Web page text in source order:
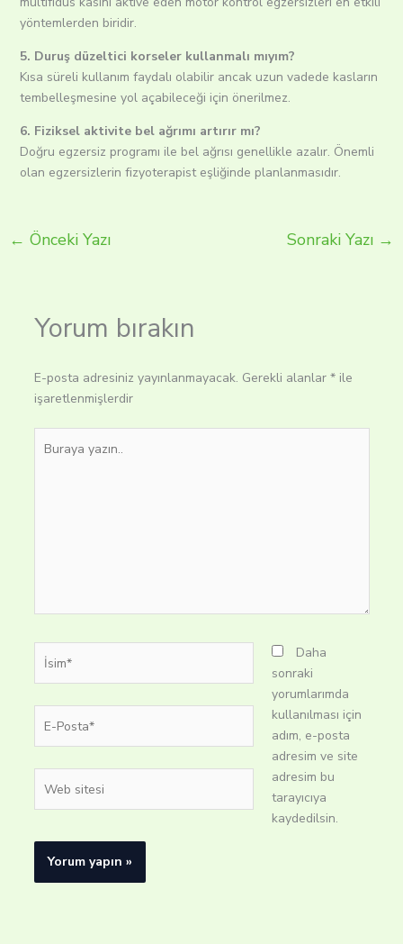
yöntemlerden biridir.
5. Duruş düzeltici korseler kullanmalı mıyım?
Kısa süreli kullanım faydalı olabilir ancak uzun vadede kasların
tembelleşmesine yol açabileceği için önerilmez.
6. Fiziksel aktivite bel ağrımı artırır mı?
Doğru egzersiz programı ile bel ağrısı genellikle azalır. Önemli
olan egzersizlerin fizyoterapist eşliğinde planlanmasıdır.
← Önceki Yazı Sonraki Yazı →
Yorum bırakın
E-posta adresiniz yayınlanmayacak. Gerekli alanlar *ile
işaretlenmişlerdir
yazın..
İsim*
Posta*
sitesi
Daha
sonraki
yorumlarımda
kullanılması için
adım, e-posta
adresim ve site
adresim bu
tarayıcıya
kaydedilsin.